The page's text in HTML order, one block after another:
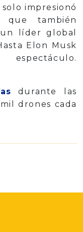
impresionó
que también
líder global
Elon Musk
durante las
drones cada